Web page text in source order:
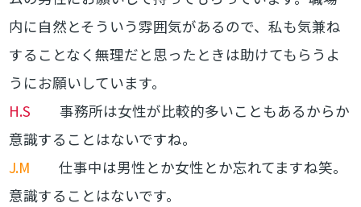
内に自然とそういう雰囲気があるので、私も気兼ね
することなく無理だと思ったときは助けてもらうよ
うにお願いしています。
H.S 事務所は女性が比較的多いこともあるからか
意識することはないですね。
J.M 仕事中は男性とか女性とか忘れてますね笑。
意識することはないです。